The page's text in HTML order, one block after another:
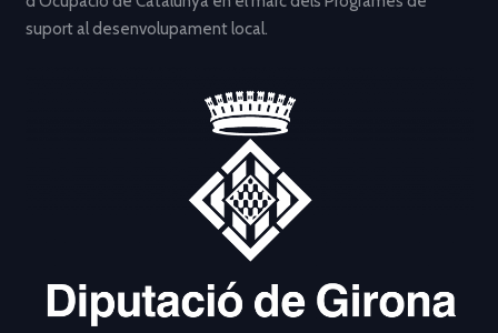
suport al desenvolupament local.